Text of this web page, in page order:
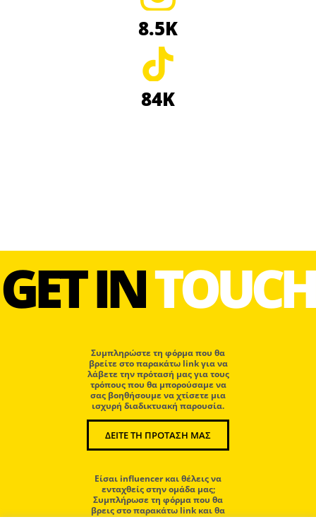
8.5K
84K
GET INTOUCH
Συμπληρώστε τη φόρμα που θα
βρείτε στο παρακάτω link για να
λάβετε την πρότασή μας για τους
τρόπους που θα μπορούσαμε να
σας βοηθήσουμε να χτίσετε μια
ισχυρή διαδικτυακή παρουσία.
ΔΕΙΤΕ ΤΗ ΠΡΟΤΑΣΗ ΜΑΣ
Eίσαι influencer και θέλεις να
ενταχθείς στην ομάδα μας;
Συμπλήρωσε τη φόρμα που θα
βρεις στο παρακάτω link και θα
επικοινωνήσουμε μαζί σου.